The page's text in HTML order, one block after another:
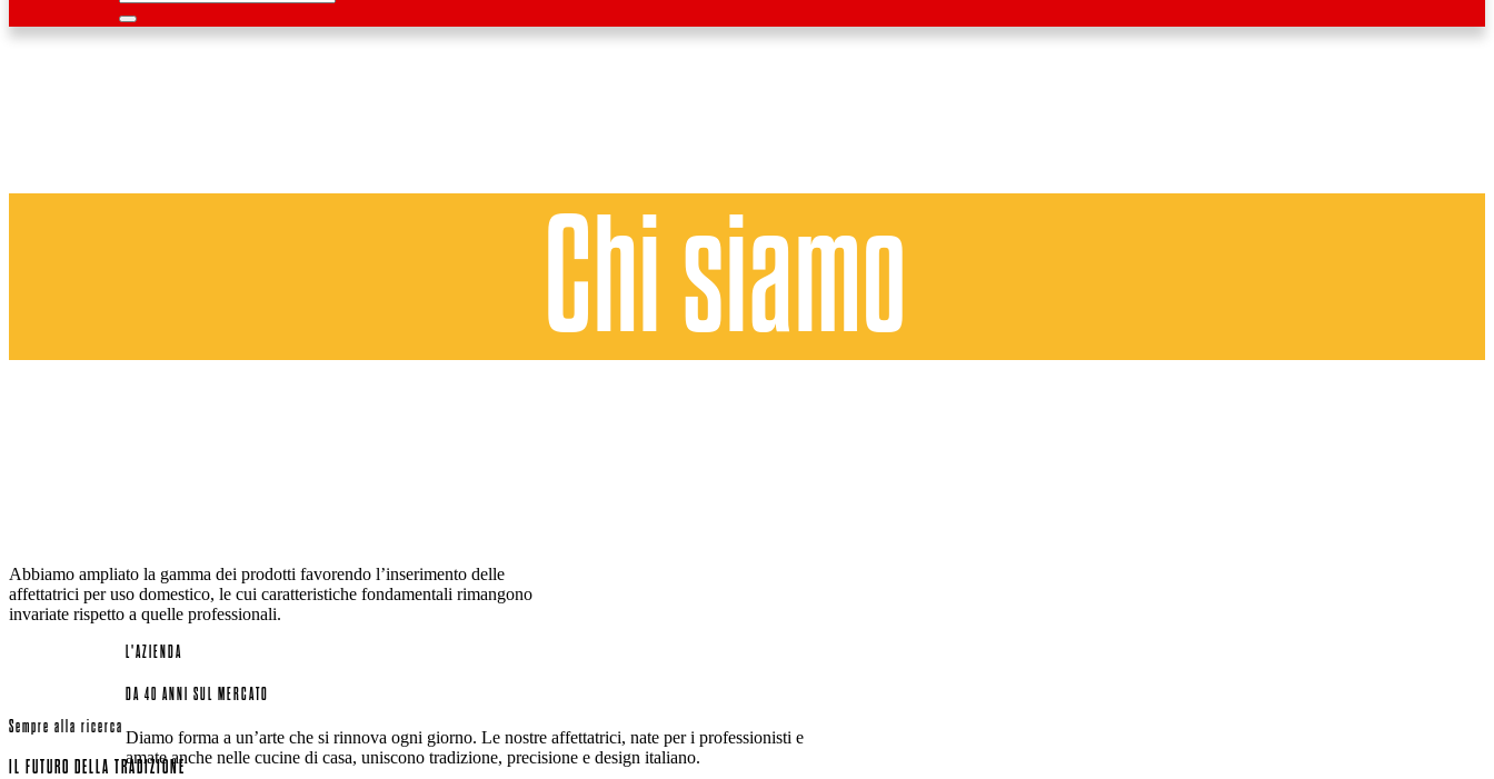
Chi siamo
Abbiamo ampliato la gamma dei prodotti favorendo l’inserimento delle
affettatrici per uso domestico, le cui caratteristiche fondamentali rimangono
invariate rispetto a quelle professionali.
L'AZIENDA
DA 40 ANNI SUL MERCATO
Diamo forma a un’arte che si rinnova ogni giorno. Le nostre affettatrici, nate per i professionisti e
amate anche nelle cucine di casa, uniscono tradizione, precisione e design italiano.
Sempre alla ricerca
IL FUTURO DELLA TRADIZIONE